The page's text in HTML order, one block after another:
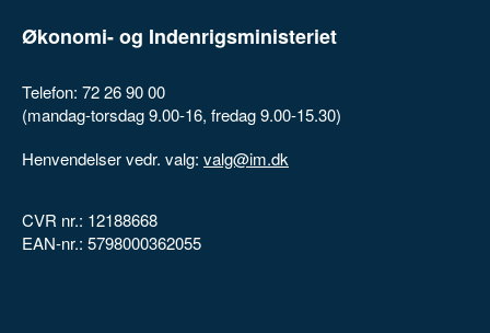
Økonomi- og Indenrigsministeriet
Telefon: 72 26 90 00
(mandag-torsdag 9.00-16, fredag 9.00-15.30)
Henvendelser vedr. valg: valg@im.dk
CVR nr.: 12188668
EAN-nr.: 5798000362055